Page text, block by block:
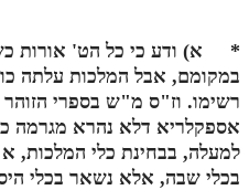
תלמוד עשר הספירות חלק יג
תלמוד עשר הספירות חלק יד
תלמוד עשר הספירות חלק טו
תלמוד עשר הספירות חלק טז
* א) ודע כי כל הט' אורות
במקומם, אבל המלכות עלתה
רשימו. וז"ס מ"ש בספרי הזוהר
אספקלריא דלא נהרא מגרמה
למעלה, בבחינת כלי המלכות, א
בכלי שבה, אלא נשאר בכלי